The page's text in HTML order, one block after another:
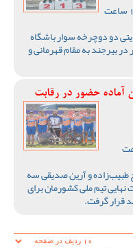
یکشنبه 23 اردیبهشت ماه 1403 ساعت
دو دوچرخه سوار باشگاه
بیرجند به مقام قهرمانی و
حضور در رقابت
1402 ساعت
طبیب‌زاده و آرین صدیقی سه
تیم ملی کشورمان برای
قرار گرفت.